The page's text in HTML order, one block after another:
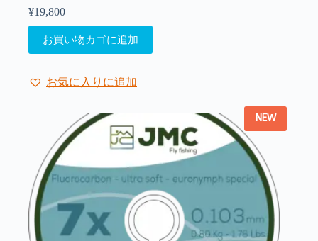
¥19,800
お買い物カゴに追加
お気に入りに追加
NEW